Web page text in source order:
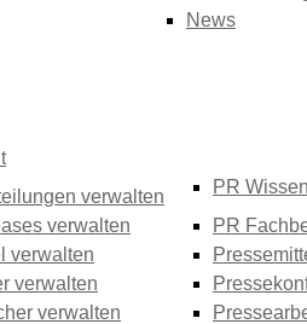
News
verwalten
verwalten
verwalten
verwalten
verwalten
PR
PR